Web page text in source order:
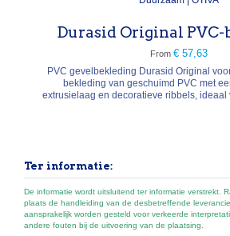
Durasid Original
From € 57,63
PVC gevelbekleding Durasid Original
bekleding van geschuimd PVC met
extrusielaag en decoratieve ribbels, ideaal
Ter informatie:
De informatie wordt uitsluitend ter informatie verstrekt.
plaats de handleiding van de desbetreffende
aansprakelijk worden gesteld voor verkeerde
andere fouten bij de uitvoering van de plaatsing.